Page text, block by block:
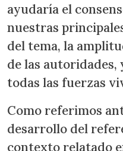
ayudaría el
nuestras
del tema, la
de las autoridades,
todas las fuerzas
Como referimos
desarrollo del
contexto relatado